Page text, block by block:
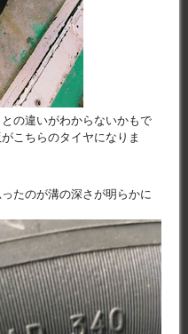
の違いがわからないかもで
こちらのタイヤになりま
たのが溝の深さが明らかに